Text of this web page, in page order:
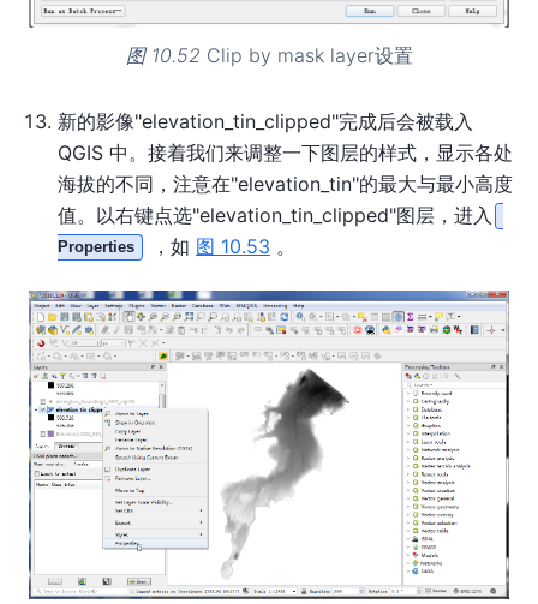
图 10.52 Clip by mask layer设置
新的影像"elevation_tin_clipped"完成后会被载入
QGIS 中。接着我们来调整一下图层的样式，显示各处
海拔的不同，注意在"elevation_tin"的最大与最小高度
值。以右键点选"elevation_tin_clipped"图层，进入
Properties ，如 图 10.53 。